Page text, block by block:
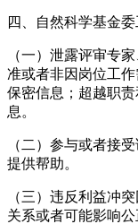
四、自然科学基金
（一）泄露评审专
准或者非因岗位工
保密信息；超越职
息。
（二）参与或者接
提供帮助。
（三）违反利益冲
关系或者可能影响公